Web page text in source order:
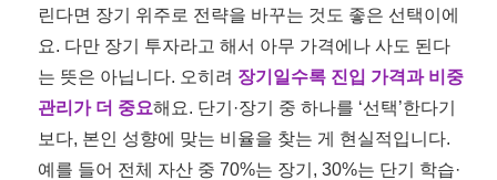
린다면 장기 위주로 전략을 바꾸는 것도 좋은 선택이에
요. 다만 장기 투자라고 해서 아무 가격에나 사도 된다
는 뜻은 아닙니다. 오히려 장기일수록 진입 가격과 비중
관리가 더 중요해요. 단기·장기 중 하나를 ‘선택’한다기
보다, 본인 성향에 맞는 비율을 찾는 게 현실적입니다.
예를 들어 전체 자산 중 70%는 장기, 30%는 단기 학습·